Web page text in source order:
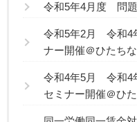
令和5年4月度 問
令和5年2月 令和4
ナー開催＠ひたち
令和4年5月 令和4
セミナー開催＠ひ